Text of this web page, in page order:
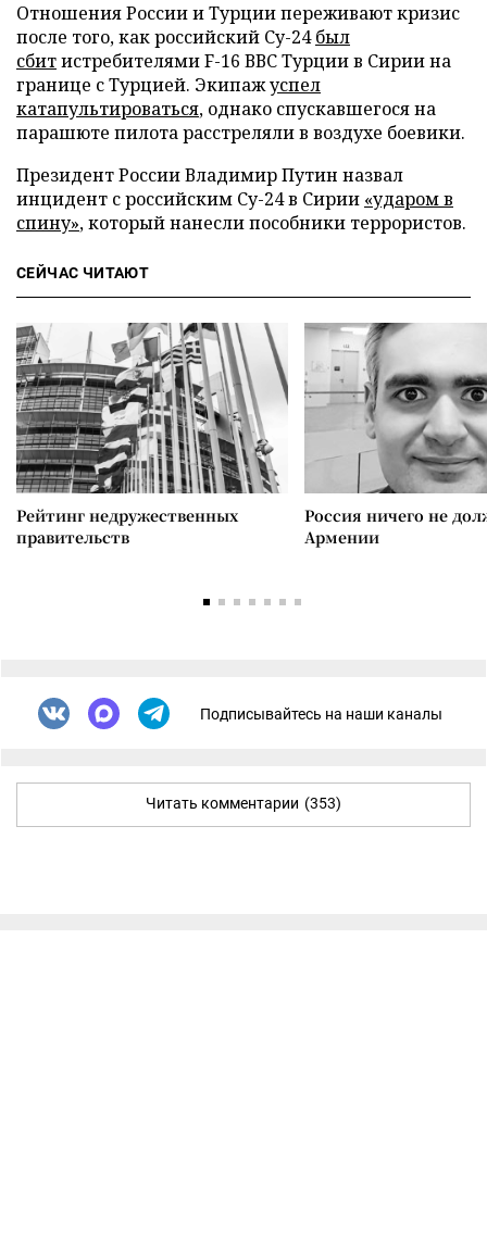
Отношения России и Турции переживают кризис
после того, как российский Су-24был
сбитистребителями F-16 ВВС Турции в Сирии на
границе с Турцией. Экипажуспел
катапультироваться, однако спускавшегося на
парашюте пилота расстреляли в воздухе боевики.
Президент России Владимир Путин назвал
инцидент с российским Су-24 в Сирии «ударом в
спину», который нанесли пособники террористов.
СЕЙЧАС ЧИТАЮТ
Рейтинг недружественных
правительств
Россия ничего не
Армении
Подписывайтесь на наши каналы
Читать комментарии (353)